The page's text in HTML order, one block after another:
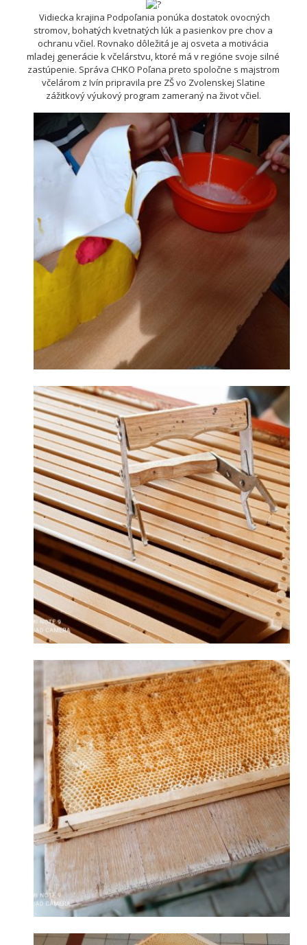
Vidiecka krajina Podpoľania ponúka dostatok ovocných
stromov, bohatých kvetnatých lúk a pasienkov pre chov a
ochranu včiel. Rovnako dôležitá je aj osveta a motivácia
mladej generácie k včelárstvu, ktoré má v regióne svoje silné
zastúpenie. Správa CHKO Poľana preto spoločne s majstrom
včelárom z Ivín pripravila pre ZŠ vo Zvolenskej Slatine
zážitkový výukový program zameraný na život včiel.